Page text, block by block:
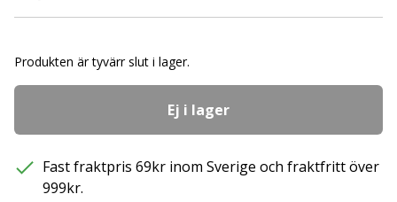
Produkten är tyvärr slut i lager.
Ej i lager
Fast fraktpris 69kr inom Sverige och fraktfritt över
999kr.